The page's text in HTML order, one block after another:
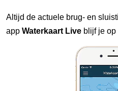
Altijd de actuele brug- en
app Waterkaart Live blijf je op